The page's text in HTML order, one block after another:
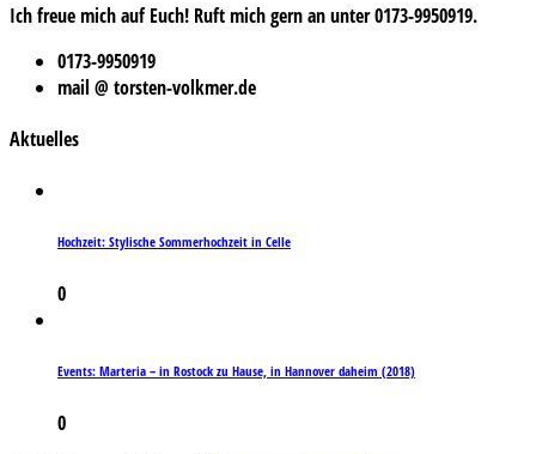
Ich freue mich auf Euch! Ruft mich gern an unter 0173-9950919.
0173-9950919
mail @ torsten-volkmer.de
Aktuelles
Hochzeit: Stylische Sommerhochzeit in Celle
0
Events: Marteria – in Rostock zu Hause, in Hannover daheim (2018)
0